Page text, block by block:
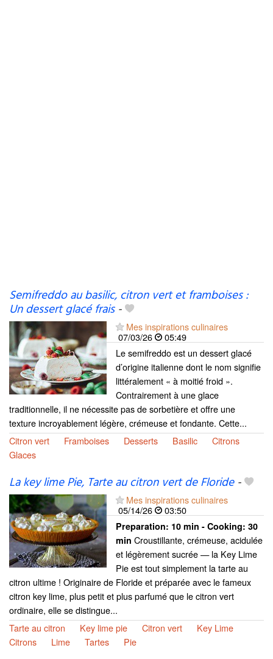
Semifreddo au basilic, citron vert et framboises :
Un dessert glacé frais-
Mes inspirations culinaires
07/03/26
05:49
Le semifreddo est un dessert glacé
d’origine italienne dont le nom signifie
littéralement « à moitié froid ».
Contrairement à une glace
traditionnelle, il ne nécessite pas de sorbetière et offre une
texture incroyablement légère, crémeuse et fondante. Cette...
Citron vert
Framboises Desserts Basilic
Citrons
Glaces
La key lime Pie, Tarte au citron vert de Floride-
Mes inspirations culinaires
05/14/26
03:50
Preparation: 10 min - Cooking: 30
min Croustillante, crémeuse, acidulée
et légèrement sucrée — la Key Lime
Pie est tout simplement la tarte au
citron ultime ! Originaire de Floride et préparée avec le fameux
citron key lime, plus petit et plus parfumé que le citron vert
ordinaire, elle se distingue...
Tarte au citron
Key lime pie Citron vert
Key Lime
Citrons
Lime Tartes Pie